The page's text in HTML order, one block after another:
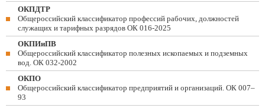
ОКПДТР
Общероссийский классификатор профессий рабочих, должностей
служащих и тарифных разрядов ОК 016-2025
ОКПИиПВ
Общероссийский классификатор полезных ископаемых и подземных
вод. ОК 032-2002
ОКПО
Общероссийский классификатор предприятий и организаций. ОК 007–
93